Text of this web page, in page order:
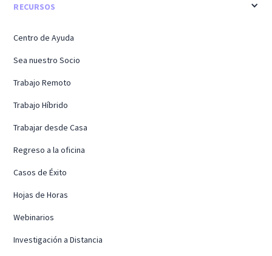
RECURSOS
Centro de Ayuda
Sea nuestro Socio
Trabajo Remoto
Trabajo Híbrido
Trabajar desde Casa
Regreso a la oficina
Casos de Éxito
Hojas de Horas
Webinarios
Investigación a Distancia